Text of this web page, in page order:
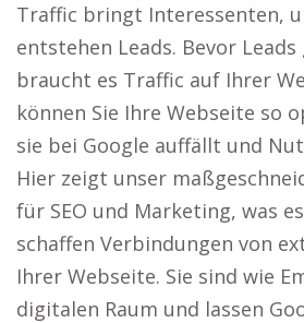
Traffic bringt Interessenten,
entstehen Leads. Bevor
braucht es Traffic auf Ihrer
können Sie Ihre Webseite so
sie bei Google auffällt und
Hier zeigt unser
für SEO und Marketing, was
schaffen Verbindungen von
Ihrer Webseite. Sie sind wie
digitalen Raum und lassen